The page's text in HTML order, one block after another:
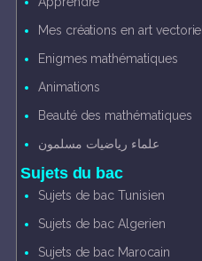
Mes créations en art vectoriel
Enigmes mathématiques
Animations
Beauté des mathématiques
علماء رياضيات مسلمون
Sujets du bac
Sujets de bac Tunisien
Sujets de bac Algerien
Sujets de bac Marocain